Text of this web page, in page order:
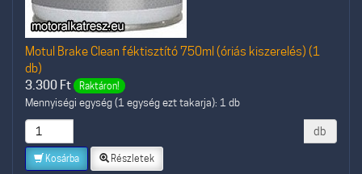
Motul Brake Clean féktisztító 750ml (óriás kiszerelés) (1
db)
3.300 Ft Raktáron!
Mennyiségi egység (1 egység ezt takarja): 1 db
db
Kosárba Részletek